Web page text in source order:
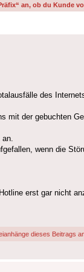
an, ob du Kunde
des
mit der gebuchten
wenn die
erst gar nicht
dieses Beitrags